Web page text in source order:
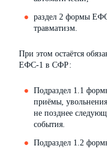
раздел 2 формы
травматизм.
При этом остаётся
ЕФС-1 в СФР:
Подраздел 1.1
приёмы,
не позднее
события.
Подраздел 1.2